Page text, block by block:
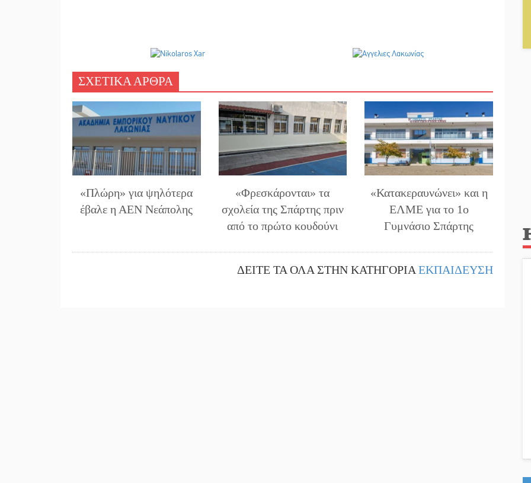
ΣΧΕΤΙΚΑ ΑΡΘΡΑ
«Πλώρη» για ψηλότερα
έβαλε η ΑΕΝ Νεάπολης
«Φρεσκάρονται» τα
σχολεία της Σπάρτης πριν
από το πρώτο κουδούνι
«Κατακεραυνώνει» και η
ΕΛΜΕ για το 1ο
Γυμνάσιο Σπάρτης
ΔΕΙΤΕ ΤΑ ΟΛΑ ΣΤΗΝ ΚΑΤΗΓΟΡΙΑ ΕΚΠΑΙΔΕΥΣΗ